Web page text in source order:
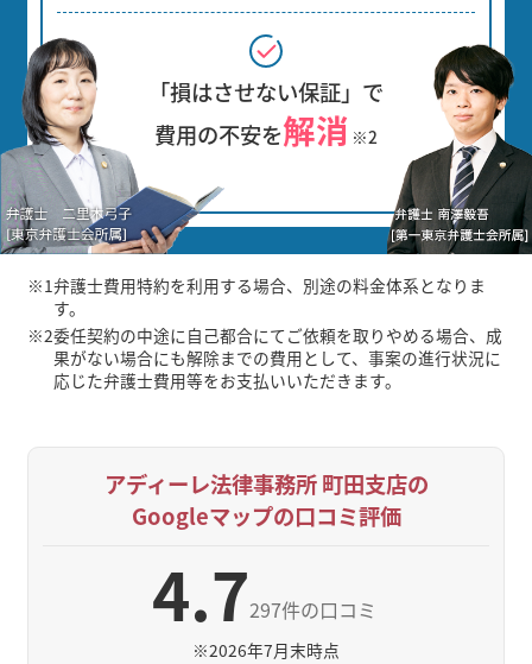
「損はさせない保証」で
費用の不安を解消 ※2
※1弁護士費用特約を利用する場合、別途の料金体系となりま
す。
※2委任契約の中途に自己都合にてご依頼を取りやめる場合、成
果がない場合にも解除までの費用として、事案の進行状況に
応じた弁護士費用等をお支払いいただきます。
アディーレ法律事務所 町田支店の
Googleマップの口コミ評価
4.7297件の口コミ
※2026年7月末時点